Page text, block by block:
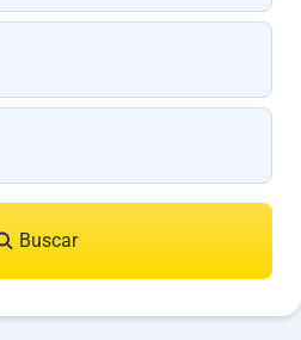
Buscar